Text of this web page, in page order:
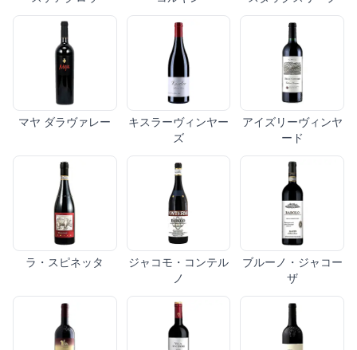
マヤ ダラヴァレー
キスラーヴィンヤー
ズ
アイズリーヴィンヤ
ード
ラ・スピネッタ
ジャコモ・コンテル
ノ
ブルーノ・ジャコー
ザ